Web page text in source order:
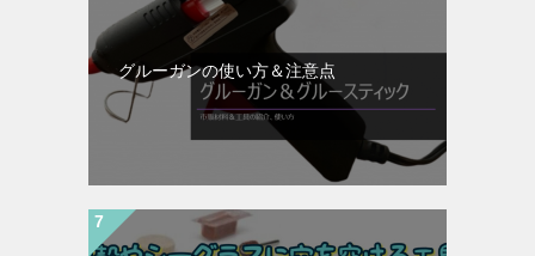
グルーガンの使い方＆注意点